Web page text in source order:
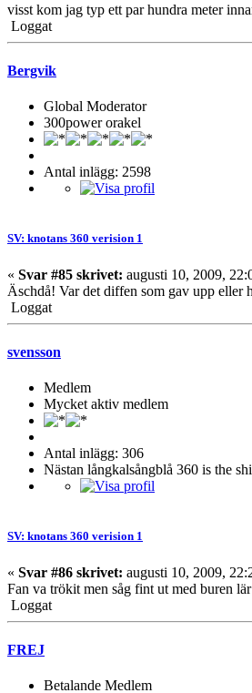
visst kom jag typ ett par hundra meter
Loggat
Bergvik
Global Moderator
300power orakel
Antal inlägg: 2598
SV: knotans 360 verision 1
« Svar #85 skrivet: augusti 10, 2009,
Äschdå! Var det diffen som gav upp eller
Loggat
svensson
Medlem
Mycket aktiv medlem
Antal inlägg: 306
Nästan långkalsångblå 360 is the
SV: knotans 360 verision 1
« Svar #86 skrivet: augusti 10, 2009,
Fan va trökit men såg fint ut med buren
Loggat
FREJ
Betalande Medlem